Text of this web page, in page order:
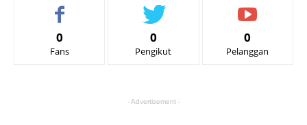
0
Fans
0
Pengikut
0
Pelanggan
- Advertisement -